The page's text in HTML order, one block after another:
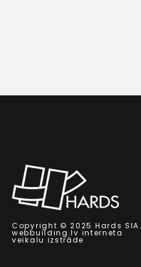
Copyright © 2025 Hards SIA.
webbuilding.lv interneta
veikalu izstrāde